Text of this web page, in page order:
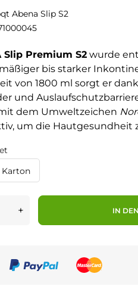
Abena Slip S2
Slip Premium S2 wurde
bis starker
von 1800 ml sorgt er
und
dem Umweltzeichen
um die Hautgesundheit
Karton
+ IN